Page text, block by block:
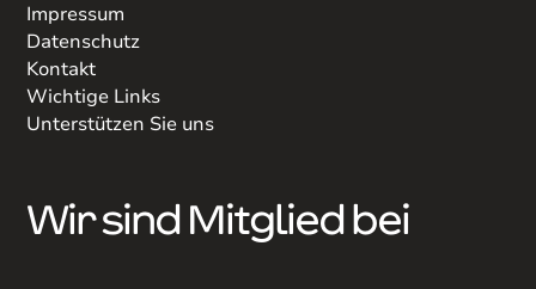
Impressum
Datenschutz
Kontakt
Wichtige Links
Unterstützen Sie uns
Wir sind Mitglied bei